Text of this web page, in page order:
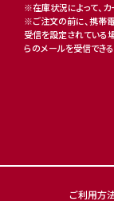
※在庫状況によって、
※ご注文の前に、携帯
受信を設定されている
らのメールを受信できる
ご利用方